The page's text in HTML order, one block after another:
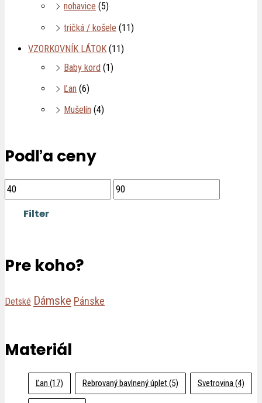
nohavice (5)
tričká / košele (11)
VZORKOVNÍK LÁTOK (11)
Baby kord (1)
Ľan (6)
Mušelín (4)
Podľa ceny
Filter
Pre koho?
Detské Dámske Pánske
Materiál
Ľan (17) Rebrovaný bavlnený úplet(5) Svetrovina(4)